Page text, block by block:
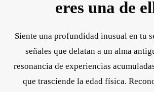
eres una de
Siente una profundidad inusual en tu
señales que delatan a un alma
resonancia de experiencias
que trasciende la edad física.